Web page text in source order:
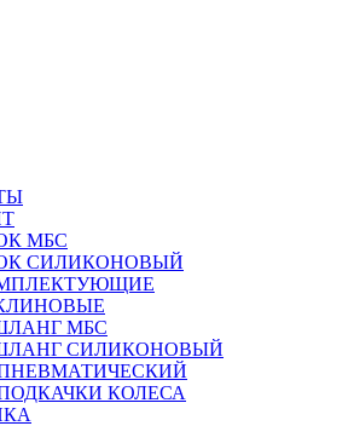
МБС
СИЛИКОНОВЫЙ
МБС
СИЛИКОНОВЫЙ
КОЛЕСА